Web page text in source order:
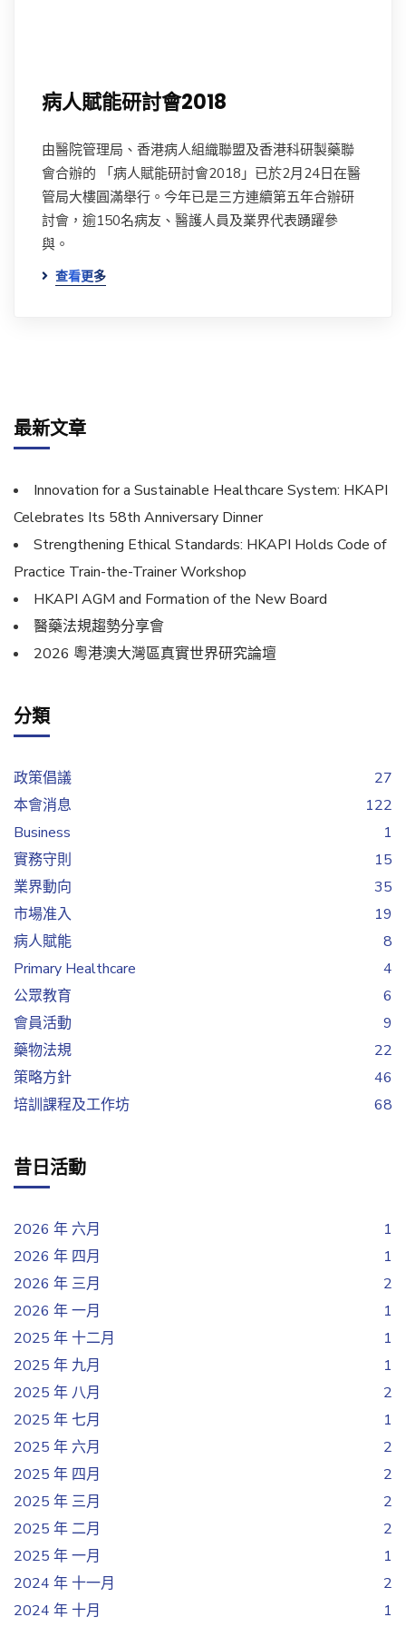
病人賦能研討會2018
由醫院管理局、香港病人組織聯盟及香港科研製藥聯
會合辦的 「病人賦能研討會2018」已於2月24日在醫
管局大樓圓滿舉行。今年已是三方連續第五年合辦研
討會，逾150名病友、醫護人員及業界代表踴躍參
與。
查看更多
最新文章
Innovation for a Sustainable Healthcare System: HKAPI
Celebrates Its 58th Anniversary Dinner
Strengthening Ethical Standards: HKAPI Holds Code of
Practice Train-the-Trainer Workshop
HKAPI AGM and Formation of the New Board
醫藥法規趨勢分享會
2026 粵港澳大灣區真實世界研究論壇
分類
政策倡議
27
本會消息
122
Business
1
實務守則
15
業界動向
35
市場准入
19
病人賦能
8
Primary Healthcare
4
公眾教育
6
會員活動
9
藥物法規
22
策略方針
46
培訓課程及工作坊
68
昔日活動
2026 年 六月
1
2026 年 四月
1
2026 年 三月
2
2026 年 一月
1
2025 年 十二月
1
2025 年 九月
1
2025 年 八月
2
2025 年 七月
1
2025 年 六月
2
2025 年 四月
2
2025 年 三月
2
2025 年 二月
2
2025 年 一月
1
2024 年 十一月
2
2024 年 十月
1